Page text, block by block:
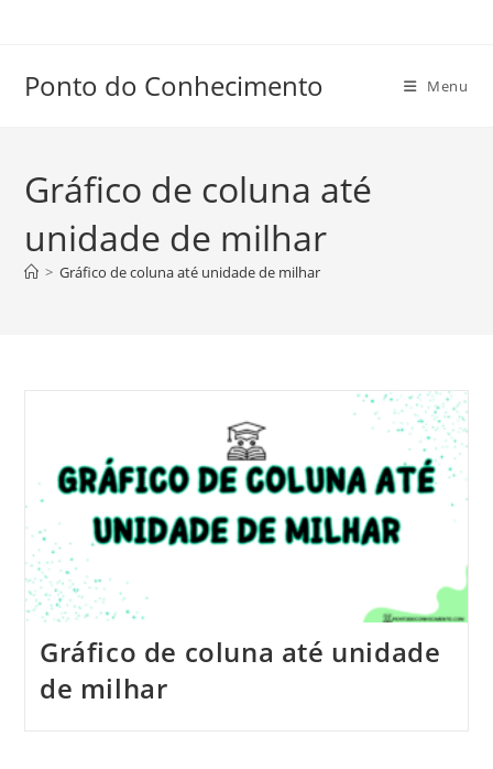
conteúdo
Ponto do Conhecimento Menu
Gráfico de coluna até
unidade de milhar
> Gráfico de coluna até unidade de milhar
Gráfico de coluna até unidade
de milhar